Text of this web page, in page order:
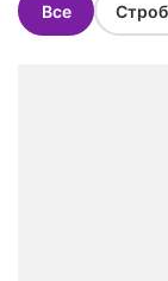
Все